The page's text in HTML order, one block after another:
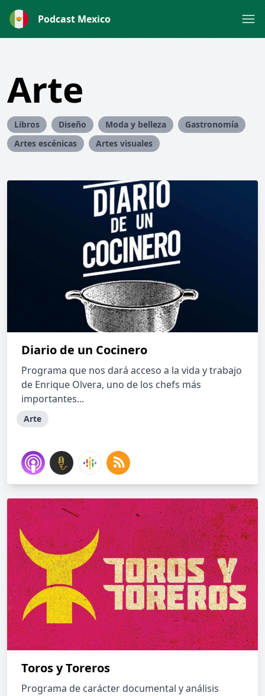
Podcast Mexico
Arte
Libros Diseño Moda y belleza
Gastronomía
Artes escénicas
Artes visuales
Diario de un Cocinero
Programa que nos dará acceso a la vida y trabajo
de Enrique Olvera, uno de los chefs más
importantes...
Arte
Toros y Toreros
Programa de carácter documental y análisis